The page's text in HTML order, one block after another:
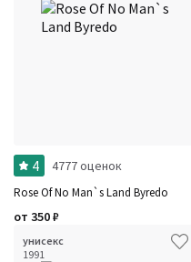
4 4777 оценок
Rose Of No Man`s Land Byredo
от 350₽
унисекс
1991